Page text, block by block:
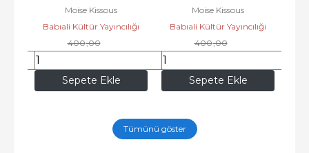
Sepete Ekle
Street Metrosu
Moise Kissous
Babıali Kültür Yayıncılığı
400,00
300,00
Sepete Ekle
Mesajın Gizemi
Moise Kissous
Babıali Kültür Yayıncılığı
400,00
300,00
Tümünü göster